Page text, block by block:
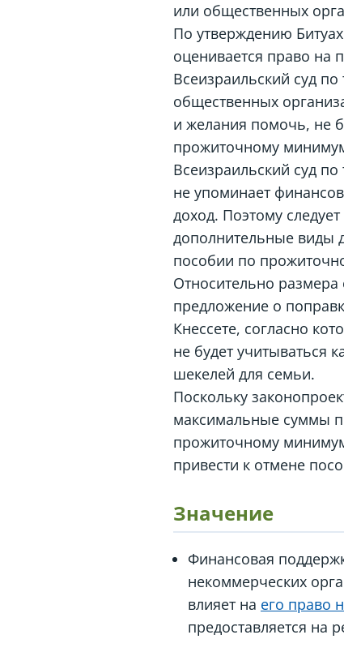
или общественных
По утверждению
оценивается право на
Всеизраильский суд
общественных
и желания помочь, не
прожиточному
Всеизраильский суд
не упоминает
доход. Поэтому
дополнительные виды
пособии по
Относительно
предложение о
Кнессете, согласно
не будет учитываться
шекелей для семьи.
Поскольку
максимальные суммы
прожиточному
привести к отмене
Значение
Финансовая
некоммерческих
влияет на его право
предоставляется на